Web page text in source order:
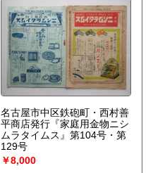
名古屋市中区鉄砲町・西村善
平商店発行『家庭用金物ニシ
ムラタイムス』第104号・第
129号
￥8,000